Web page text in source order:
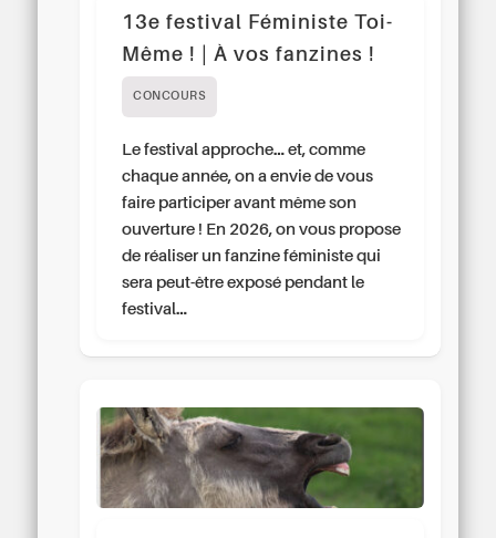
13e festival Féministe Toi-
Même ! | À vos fanzines !
CONCOURS
Le festival approche… et, comme
chaque année, on a envie de vous
faire participer avant même son
ouverture ! En 2026, on vous propose
de réaliser un fanzine féministe qui
sera peut-être exposé pendant le
festival…